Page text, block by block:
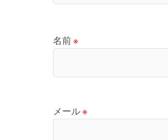
名前※
メール※